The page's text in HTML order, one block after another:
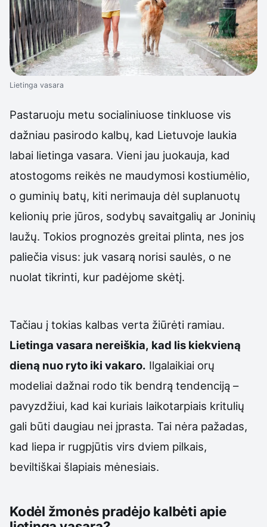
Lietinga vasara
Pastaruoju metu socialiniuose tinkluose vis
dažniau pasirodo kalbų, kad Lietuvoje laukia
labai lietinga vasara. Vieni jau juokauja, kad
atostogoms reikės ne maudymosi kostiumėlio,
o guminių batų, kiti nerimauja dėl suplanuotų
kelionių prie jūros, sodybų savaitgalių ar Joninių
laužų. Tokios prognozės greitai plinta, nes jos
paliečia visus: juk vasarą norisi saulės, o ne
nuolat tikrinti, kur padėjome skėtį.
Tačiau į tokias kalbas verta žiūrėti ramiau.
Lietinga vasara nereiškia, kad lis kiekvieną
dieną nuo ryto iki vakaro. Ilgalaikiai orų
modeliai dažnai rodo tik bendrą tendenciją –
pavyzdžiui, kad kai kuriais laikotarpiais kritulių
gali būti daugiau nei įprasta. Tai nėra pažadas,
kad liepa ir rugpjūtis virs dviem pilkais,
beviltiškai šlapiais mėnesiais.
Kodėl žmonės pradėjo kalbėti apie